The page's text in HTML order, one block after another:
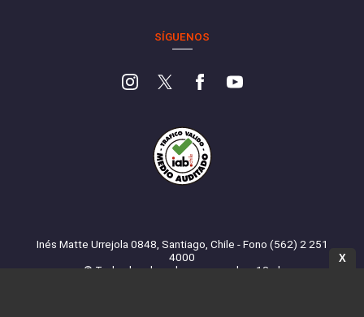
SÍGUENOS
Inés Matte Urrejola 0848, Santiago, Chile - Fono (562) 2 251
4000
© Todos los derechos reservados. 13.cl
X